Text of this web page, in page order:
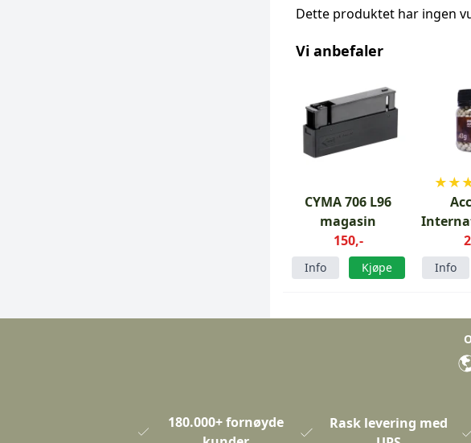
Dette produktet har ingen
Vi anbefaler
CYMA 706 L96
magasin
150,-
Info Kjøpe
★★
Info
180.000+ fornøyde
Rask levering med